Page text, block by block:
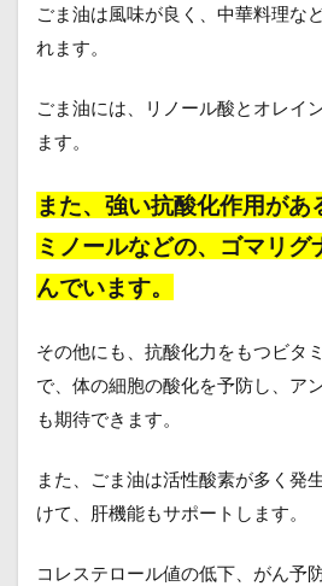
ごま油は風味が良く、中華料理な
れます。
ごま油には、リノール酸とオレイ
ます。
また、強い抗酸化作用があ
ミノールなどの、ゴマリグ
んでいます。
その他にも、抗酸化力をもつビタ
で、体の細胞の酸化を予防し、ア
も期待できます。
また、ごま油は活性酸素が多く発
けて、肝機能もサポートします。
コレステロール値の低下、がん予